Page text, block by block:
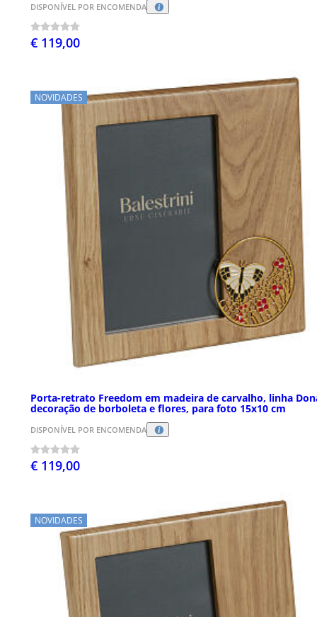
DISPONÍVEL POR ENCOMENDA
€ 119,00
NOVIDADES
Porta-retrato Freedom em madeira de carvalho, linha
decoração de borboleta e flores, para foto 15x10 cm
DISPONÍVEL POR ENCOMENDA
€ 119,00
NOVIDADES